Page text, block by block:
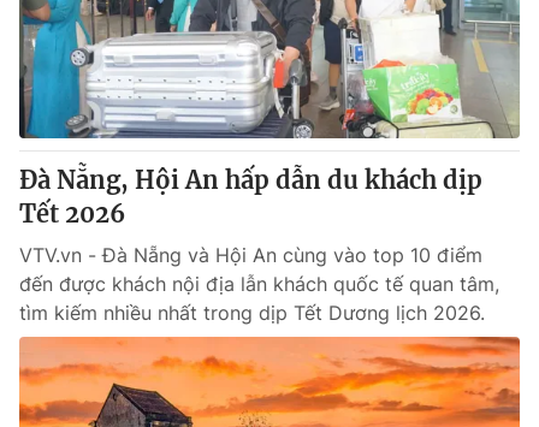
Sản phẩm
Thị trường
Tư vấn
Lịch phát sóng
Chuyên mục khác
Emagazine Podcast
Photo Infographic
Video Shorts video
VTV Money VTV Thể thao
Đà Nẵng, Hội An hấp dẫn du khách dịp
Tết 2026
VTV.vn - Đà Nẵng và Hội An cùng vào top 10 điểm
đến được khách nội địa lẫn khách quốc tế quan tâm,
tìm kiếm nhiều nhất trong dịp Tết Dương lịch 2026.